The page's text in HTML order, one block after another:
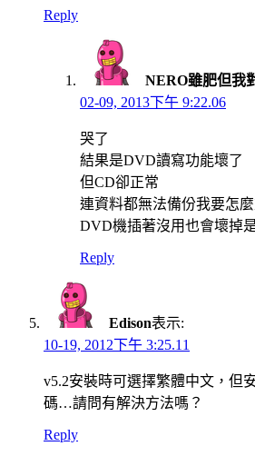
Reply
NERO雖肥但我
02-09, 2013下午 9:22.06
哭了
結果是DVD讀寫功能壞了
但CD卻正常
連資料都無法備份我要怎
DVD機插著沒用也會壞掉
Reply
Edison表示:
10-19, 2012下午 3:25.11
v5.2安裝時可選擇繁體中文，但
碼…請問有解決方法嗎？
Reply